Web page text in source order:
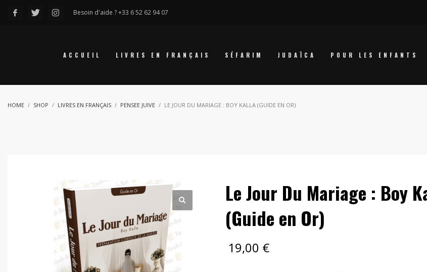
Besoin d'aide ? +33 6 52 62 94 07
ACCUEIL LIVRES EN FRANÇAIS SÉFARIM JUDAÏCA POUR LES ENFANTS
HOME SHOP LIVRES EN FRANÇAIS PENSEE JUIVE LE JOUR DU MARIAGE : BOY KALLA (GUIDE EN OR)
Le Jour Du Mariage : Boy
(Guide en Or)
19,00 €